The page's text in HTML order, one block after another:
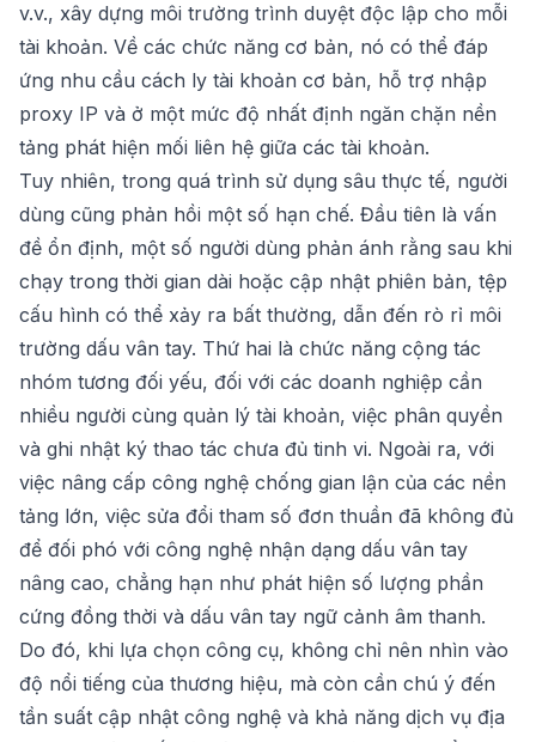
v.v., xây dựng môi trường trình duyệt độc lập cho mỗi
tài khoản. Về các chức năng cơ bản, nó có thể đáp
ứng nhu cầu cách ly tài khoản cơ bản, hỗ trợ nhập
proxy IP và ở một mức độ nhất định ngăn chặn nền
tảng phát hiện mối liên hệ giữa các tài khoản.
Tuy nhiên, trong quá trình sử dụng sâu thực tế, người
dùng cũng phản hồi một số hạn chế. Đầu tiên là vấn
đề ổn định, một số người dùng phản ánh rằng sau khi
chạy trong thời gian dài hoặc cập nhật phiên bản, tệp
cấu hình có thể xảy ra bất thường, dẫn đến rò rỉ môi
trường dấu vân tay. Thứ hai là chức năng cộng tác
nhóm tương đối yếu, đối với các doanh nghiệp cần
nhiều người cùng quản lý tài khoản, việc phân quyền
và ghi nhật ký thao tác chưa đủ tinh vi. Ngoài ra, với
việc nâng cấp công nghệ chống gian lận của các nền
tảng lớn, việc sửa đổi tham số đơn thuần đã không đủ
để đối phó với công nghệ nhận dạng dấu vân tay
nâng cao, chẳng hạn như phát hiện số lượng phần
cứng đồng thời và dấu vân tay ngữ cảnh âm thanh.
Do đó, khi lựa chọn công cụ, không chỉ nên nhìn vào
độ nổi tiếng của thương hiệu, mà còn cần chú ý đến
tần suất cập nhật công nghệ và khả năng dịch vụ địa